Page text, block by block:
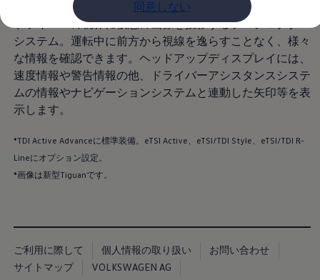
同意しない
金利情報
Golf お乗り換えを10万円補助
Tiguan 購入後、5年間の安心サポートが無償
Golf Variant お乗り換えを10万円補助
Volkswagenアンバサダープログラム
ファイナンシャルサービス
お支払いシミュレーション
モデル別月々のお支払い例
ライフスタイルに合ったプランをみつける
カスタマーポータル 登録・ログイン
Golf
Golf Variant
Passat
ドライバーの視界に仮想の画像を投影するプロジェクター
システム。運転中に前方から視線を逸らすことなく、様々
な情報を確認できます。ヘッドアップディスプレイには、
速度情報や警告情報の他、ドライバーアシスタンスシステ
ムの情報やナビゲーションシステムと連動した矢印等を表
示します。
*TDI Active Advanceに標準装備。eTSI Active、eTSI/TDI Style、eTSI/TDI R-
Lineにオプション設定。
*画像は新型Tiguanです。
ご利用に際して 個人情報の取り扱い
お問い合わせ
サイトマップ
VOLKSWAGEN AG